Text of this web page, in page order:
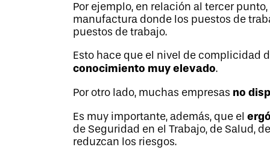
Por ejemplo, en relación al tercer
manufactura donde los puestos de
puestos de trabajo.
Esto hace que el nivel de complicidad
conocimiento muy elevado.
Por otro lado, muchas empresas no
Es muy importante, además, que el
de Seguridad en el Trabajo, de Salud,
reduzcan los riesgos.